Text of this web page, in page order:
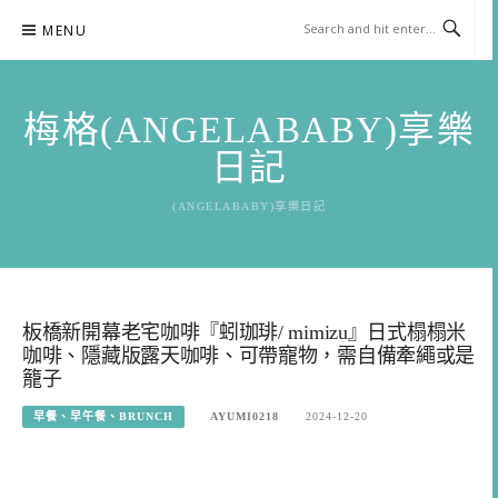
content
MENU
梅格(ANGELABABY)享樂
日記
(ANGELABABY)享樂日記
板橋新開幕老宅咖啡『蚓珈琲/ mimizu』日式榻榻米
咖啡、隱藏版露天咖啡、可帶寵物，需自備牽繩或是
籠子
早餐、早午餐、BRUNCH AYUMI0218 2024-12-20